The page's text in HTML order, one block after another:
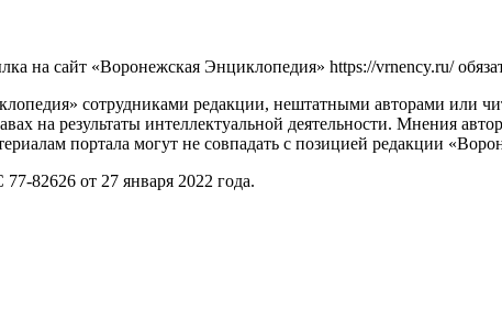
на сайт «Воронежская Энциклопедия» https://vrnency.ru/
сотрудниками редакции, нештатными авторами или
на результаты интеллектуальной деятельности. Мнения
портала могут не совпадать с позицией редакции
82626 от 27 января 2022 года.